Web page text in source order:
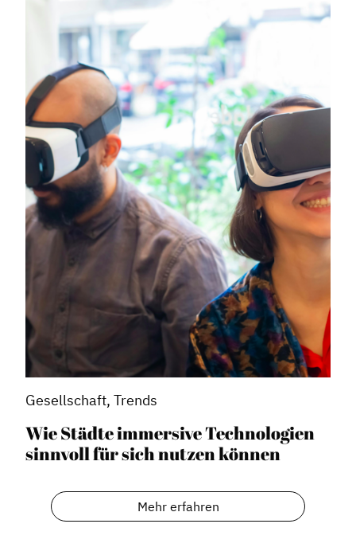
Vorteile für Mitglieder
Veranstaltungen
Formate
Stadtmarketing
Handlungsräume
Netzwerkmanagement
Stadtraumgestaltung
Projektmanagement
Contentmanagement
Datenmanagement
Serviceleistungen
Kooperationen
Service
Blog
Podcast
News
Informiert bleiben
Mosaik
Gesellschaft, Trends
Wie Städte immersive Technologien
sinnvoll für sich nutzen können
Mehr erfahren